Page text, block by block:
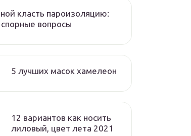
класть пароизоляцию:
вопросы
5 лучших масок хамелеон
12 вариантов как носить
лиловый, цвет лета 2021